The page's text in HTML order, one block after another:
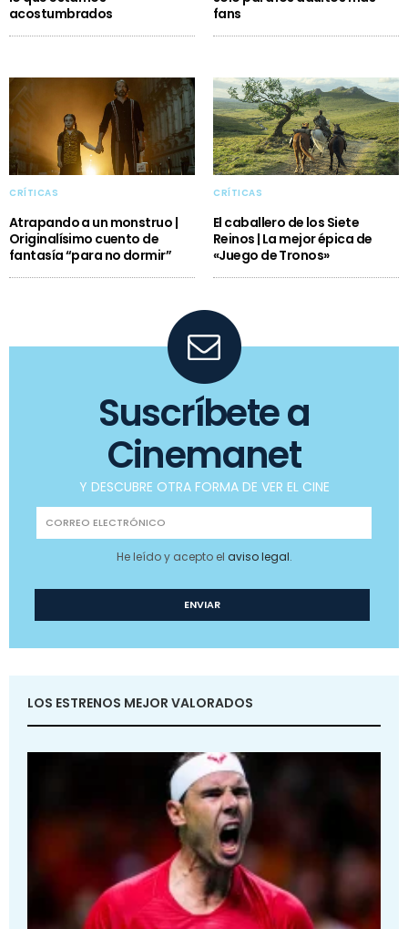
acostumbrados
fans
CRÍTICAS
Atrapando a un monstruo |
Originalísimo cuento de
fantasía “para no dormir”
CRÍTICAS
El caballero de los Siete
Reinos | La mejor épica de
«Juego de Tronos»
Suscríbete a
Cinemanet
Y DESCUBRE OTRA FORMA DE VER EL CINE
He leído y acepto el aviso legal.
LOS ESTRENOS MEJOR VALORADOS